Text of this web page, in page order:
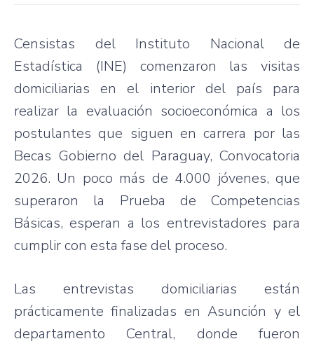
Censistas del Instituto Nacional de
Estadística (INE) comenzaron las visitas
domiciliarias en el interior del país para
realizar la evaluación socioeconómica a los
postulantes que siguen en carrera por las
Becas Gobierno del Paraguay, Convocatoria
2026. Un poco más de 4.000 jóvenes, que
superaron la Prueba de Competencias
Básicas, esperan a los entrevistadores para
cumplir con esta fase del proceso.
Las entrevistas domiciliarias están
prácticamente finalizadas en Asunción y el
departamento Central, donde fueron